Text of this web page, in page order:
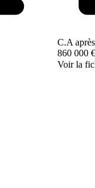
C.A
860 000 €
Voir la